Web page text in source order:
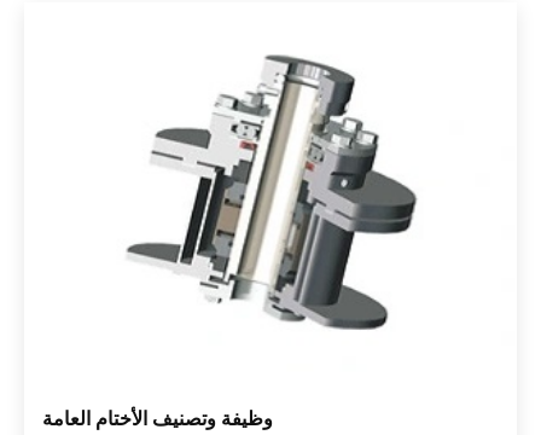
وظيفة وتصنيف الأختام العامة